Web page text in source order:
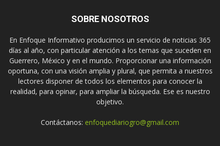
SOBRE NOSOTROS
En Enfoque Informativo producimos un servicio de noticias 365
días al año, con particular atención a los temas que suceden en
Guerrero, México y en el mundo. Proporcionar una información
oportuna, con una visión amplia y plural, que permita a nuestros
lectores disponer de todos los elementos para conocer la
realidad, para opinar, para ampliar la búsqueda. Ese es nuestro
objetivo.
Contáctanos: enfoquediariogro@gmail.com